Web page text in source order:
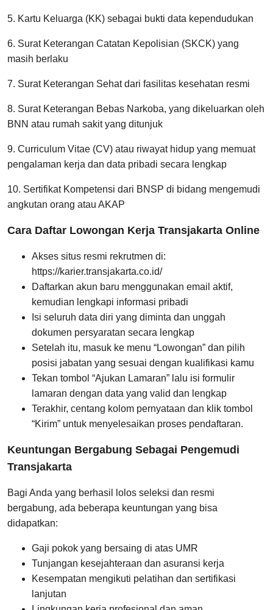
5. Kartu Keluarga (KK) sebagai bukti data kependudukan
6. Surat Keterangan Catatan Kepolisian (SKCK) yang
masih berlaku
7. Surat Keterangan Sehat dari fasilitas kesehatan resmi
8. Surat Keterangan Bebas Narkoba, yang dikeluarkan oleh
BNN atau rumah sakit yang ditunjuk
9. Curriculum Vitae (CV) atau riwayat hidup yang memuat
pengalaman kerja dan data pribadi secara lengkap
10. Sertifikat Kompetensi dari BNSP di bidang mengemudi
angkutan orang atau AKAP
Cara Daftar Lowongan Kerja Transjakarta Online
Akses situs resmi rekrutmen di:
https://karier.transjakarta.co.id/
Daftarkan akun baru menggunakan email aktif,
kemudian lengkapi informasi pribadi
Isi seluruh data diri yang diminta dan unggah
dokumen persyaratan secara lengkap
Setelah itu, masuk ke menu “Lowongan” dan pilih
posisi jabatan yang sesuai dengan kualifikasi kamu
Tekan tombol “Ajukan Lamaran” lalu isi formulir
lamaran dengan data yang valid dan lengkap
Terakhir, centang kolom pernyataan dan klik tombol
“Kirim” untuk menyelesaikan proses pendaftaran.
Keuntungan Bergabung Sebagai Pengemudi
Transjakarta
Bagi Anda yang berhasil lolos seleksi dan resmi
bergabung, ada beberapa keuntungan yang bisa
didapatkan:
Gaji pokok yang bersaing di atas UMR
Tunjangan kesejahteraan dan asuransi kerja
Kesempatan mengikuti pelatihan dan sertifikasi
lanjutan